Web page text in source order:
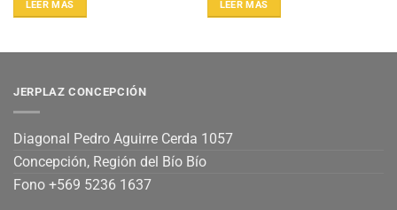
LEER MÁS LEER MÁS
JERPLAZ CONCEPCIÓN
Diagonal Pedro Aguirre Cerda 1057
Concepción, Región del Bío Bío
Fono +569 5236 1637